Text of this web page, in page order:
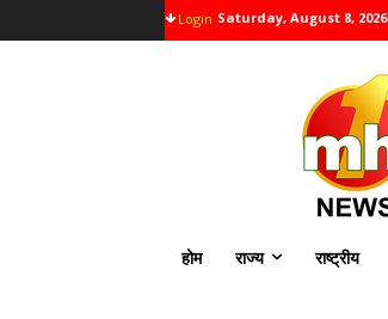
Login Saturday, August 8, 2026
होम राज्य राष्ट्रीय